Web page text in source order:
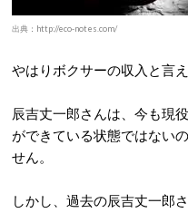
出典：http://eco-notes.com/
やはりボクサーの収入と言
辰吉丈一郎さんは、今も現
ができている状態ではない
せん。
しかし、過去の辰吉丈一郎